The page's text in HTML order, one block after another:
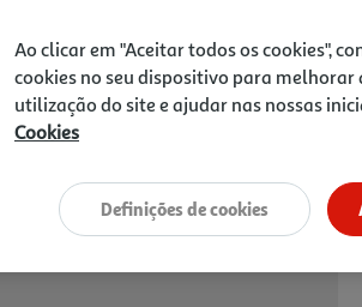
Ao clicar em "Aceitar todos os cookies",
cookies no seu dispositivo para melhorar
utilização do site e ajudar nas nossas
Cookies
Definições de cookies